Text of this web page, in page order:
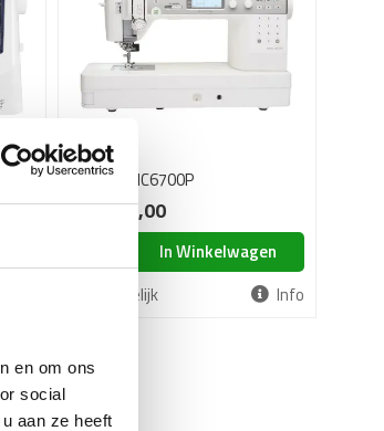
en om ons
social
aan ze heeft
Janome MC6700P
€ 2.199,00
In Winkelwagen
Vergelijk
Info